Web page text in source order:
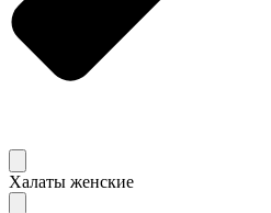
Халаты женские